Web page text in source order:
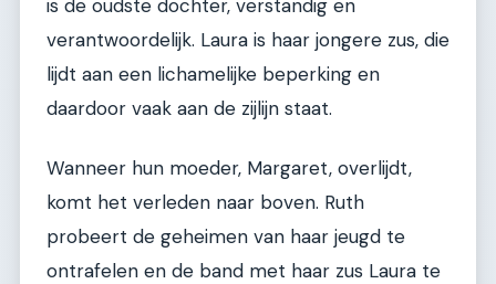
is de oudste dochter, verstandig en
verantwoordelijk. Laura is haar jongere zus, die
lijdt aan een lichamelijke beperking en
daardoor vaak aan de zijlijn staat.
Wanneer hun moeder, Margaret, overlijdt,
komt het verleden naar boven. Ruth
probeert de geheimen van haar jeugd te
ontrafelen en de band met haar zus Laura te